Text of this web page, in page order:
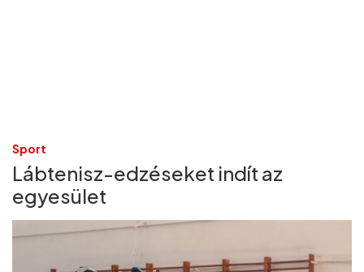
Sport
Lábtenisz-edzéseket indít az
egyesület